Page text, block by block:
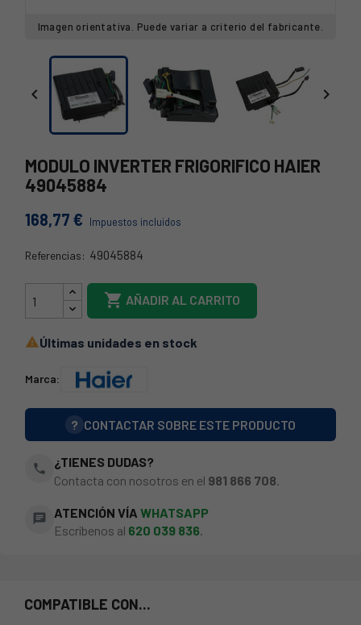
Imagen orientativa. Puede variar a criterio del fabricante.
 
MODULO INVERTER FRIGORIFICO HAIER
49045884
168,77 € Impuestos incluidos
Referencias: 49045884
49045884
 AÑADIR AL CARRITO
Últimas unidades en stock
Marca:
? CONTACTAR SOBRE ESTE PRODUCTO
phone
¿TIENES DUDAS?
Contacta con nosotros en el 981 866 708
chat ATENCIÓN VÍA WHATSAPP
Escríbenos al 620 039 836.
COMPATIBLE CON...